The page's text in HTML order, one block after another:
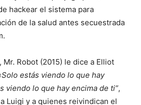
hackear el sistema para
de la salud antes secuestrada
Mr. Robot (2015) le dice a Elliot
estás viendo lo que hay
viendo lo que hay encima de ti”,
Luigi y a quienes reivindican el